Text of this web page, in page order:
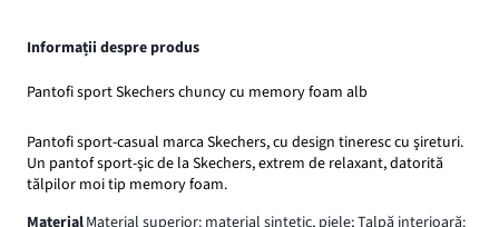
Informații despre produs
Pantofi sport Skechers chuncy cu memory foam alb
Pantofi sport-casual marca Skechers, cu design tineresc cu şireturi.
Un pantof sport-şic de la Skechers, extrem de relaxant, datorită
tălpilor moi tip memory foam.
MaterialMaterial superior: material sintetic, piele; Talpă interioară: